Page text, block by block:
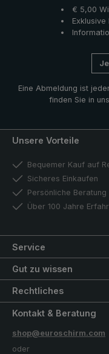
€ 5,00
Eine Abmeldung ist
finden Sie in
Unsere Vorteile
Bequemer Kauf auf
Sicheres Einkaufen
Persönliche Beratung
Über 100 Jahre
Service
Gut zu wissen
Rechtliches
Kontakt & Beratung
shop@euroschirm.com
oder